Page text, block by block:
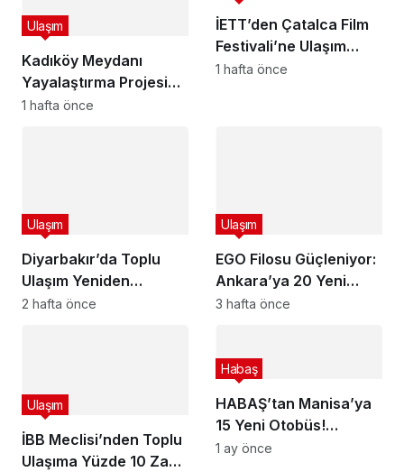
Kadıköy Meydanı
Yayalaştırma Projesi
Onaylandı: 26 Otobüs
Ulaşım
1 hafta önce
İETT’den Çatalca Film
Festivali’ne Ulaşım
Desteği: Özel Seferler
1 hafta önce
Diyarbakır’da Toplu
Ulaşım Yeniden
Planlanıyor! Özel Halk
Ulaşım
2 hafta önce
EGO Filosu Güçleniyor:
Ankara’ya 20 Yeni
OTOKAR Kent LF
Ulaşım
3 hafta önce
İBB Meclisi’nden Toplu
Ulaşıma Yüzde 10 Zam
Ulaşım
HABAŞ’tan Manisa’ya
15 Yeni Otobüs!
MANULAŞ Güçleniyor
Habaş
1 ay önce